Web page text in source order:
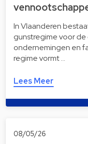
In Vlaanderen
gunstregime voor
ondernemingen en
regime vormt …
Lees Meer
08/05/26